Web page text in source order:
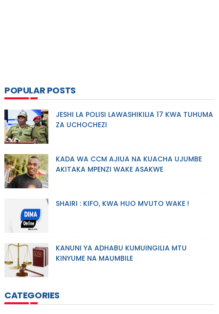
POPULAR POSTS
JESHI LA POLISI LAWASHIKILIA 17 KWA TUHUMA
ZA UCHOCHEZI
KADA WA CCM AJIUA NA KUACHA UJUMBE
AKITAKA MPENZI WAKE ASAKWE
SHAIRI : KIFO, KWA HUO MVUTO WAKE !
KANUNI YA ADHABU KUMUINGILIA MTU
KINYUME NA MAUMBILE
CATEGORIES